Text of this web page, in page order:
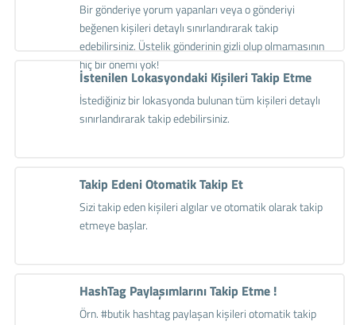
Bir gönderiye yorum yapanları veya o gönderiyi
beğenen kişileri detaylı sınırlandırarak takip
edebilirsiniz. Üstelik gönderinin gizli olup olmamasının
hiç bir önemi yok!
İstenilen Lokasyondaki Kişileri Takip Etme
İstediğiniz bir lokasyonda bulunan tüm kişileri detaylı
sınırlandırarak takip edebilirsiniz.
Takip Edeni Otomatik Takip Et
Sizi takip eden kişileri algılar ve otomatik olarak takip
etmeye başlar.
HashTag Paylaşımlarını Takip Etme !
Örn. #butik hashtag paylaşan kişileri otomatik takip